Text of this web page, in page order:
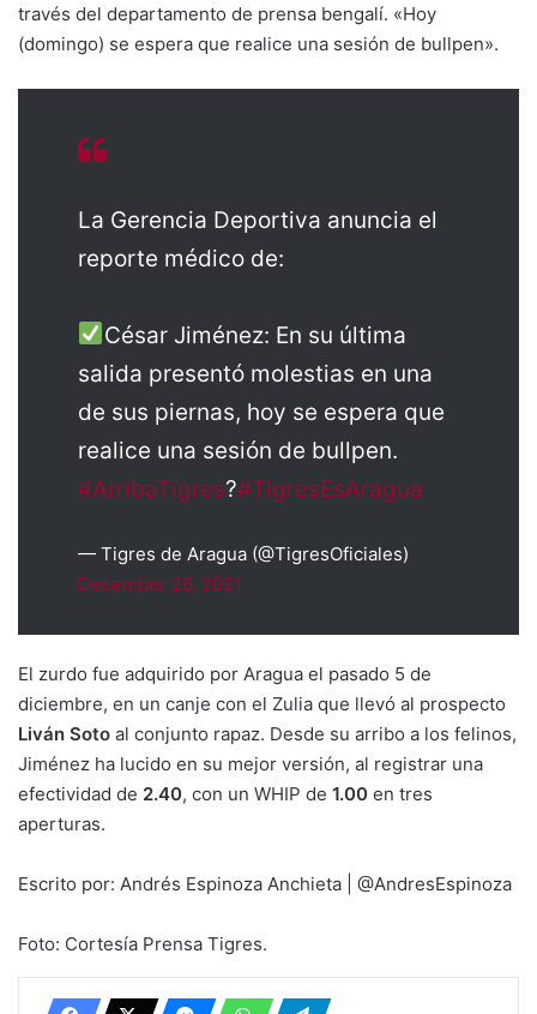
través del departamento de prensa bengalí. «Hoy
(domingo) se espera que realice una sesión de bullpen».
La Gerencia Deportiva anuncia el
reporte médico de:
César Jiménez: En su última
salida presentó molestias en una
de sus piernas, hoy se espera que
realice una sesión de bullpen.
#ArribaTigres?#TigresEsAragua
— Tigres de Aragua (@TigresOficiales)
December 26, 2021
El zurdo fue adquirido por Aragua el pasado 5 de
diciembre, en un canje con el Zulia que llevó al prospecto
Liván Soto al conjunto rapaz. Desde su arribo a los felinos,
Jiménez ha lucido en su mejor versión, al registrar una
efectividad de 2.40, con un WHIP de 1.00 en tres
aperturas.
Escrito por: Andrés Espinoza Anchieta | @AndresEspinoza
Foto: Cortesía Prensa Tigres.